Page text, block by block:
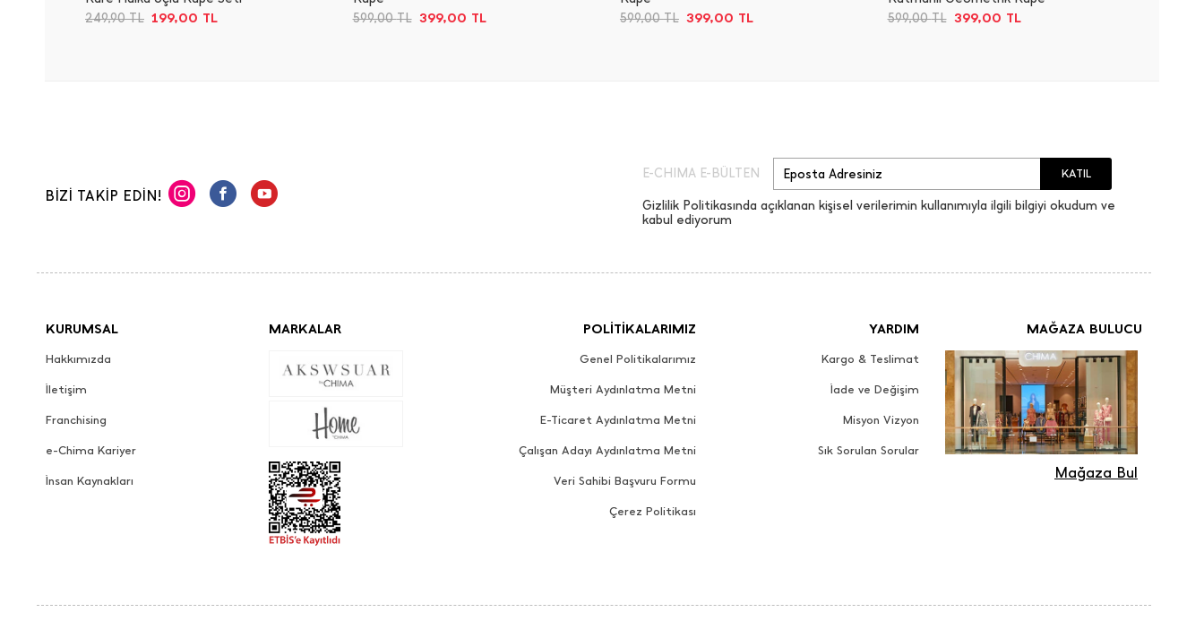
249,90TL 199,00 TL
599,00TL 399,00 TL
599,00TL 399,00 TL
599,00TL 399,00 TL
BİZİ TAKİP EDİN!
E-CHIMA E-BÜLTEN KATIL
Gizlilik Politikasında açıklanan kişisel verilerimin kullanımıyla ilgili bilgiyi okudum ve
kabul ediyorum
KURUMSAL
Hakkımızda
İletişim
Franchising
e-Chima Kariyer
İnsan Kaynakları
MARKALAR POLİTİKALARIMIZ
Genel Politikalarımız
Müşteri Aydınlatma Metni
E-Ticaret Aydınlatma Metni
Çalışan Adayı Aydınlatma Metni
Veri Sahibi Başvuru Formu
Çerez Politikası
YARDIM
Kargo & Teslimat
İade ve Değişim
Misyon Vizyon
Sık Sorulan Sorular
MAĞAZA BULUCU
Mağaza Bul